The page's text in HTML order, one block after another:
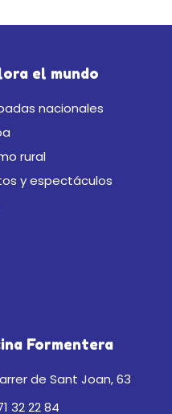
el mundo
nacionales
rural
y espectáculos
Formentera
de Sant Joan, 63
32 22 84